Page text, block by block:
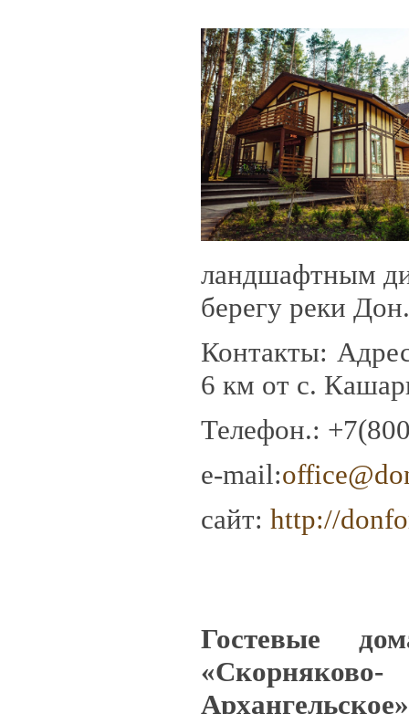
ландшафтным
берегу реки Дон.
Контакты:
6 км от с.
Телефон.:
e-mail:
сайт: http://
Гостевые
«Скорняково-
Архангельское»